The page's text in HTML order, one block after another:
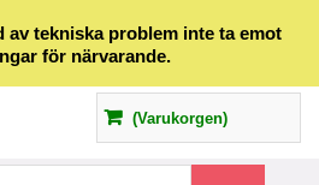
av tekniska problem inte ta emot
för närvarande.
(Varukorgen)